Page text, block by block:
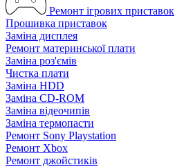
Ремонт ігрових приставок
Прошивка приставок
Заміна дисплея
Ремонт материнської плати
Заміна роз'ємів
Чистка плати
Заміна HDD
Заміна CD-ROM
Заміна відеочипів
Заміна термопасти
Ремонт Sony Playstation
Ремонт Xbox
Ремонт джойстиків